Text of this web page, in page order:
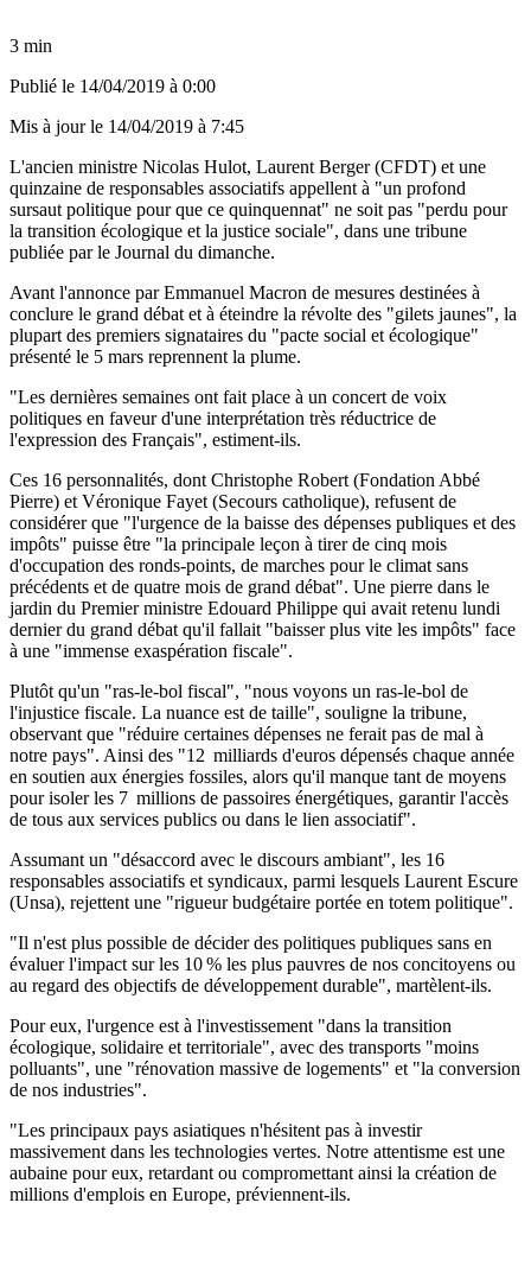
3 min
Publié le 14/04/2019 à 0:00
Mis à jour le 14/04/2019 à 7:45
L'ancien ministre Nicolas Hulot, Laurent Berger (CFDT) et une
quinzaine de responsables associatifs appellent à "un profond
sursaut politique pour que ce quinquennat" ne soit pas "perdu pour
la transition écologique et la justice sociale", dans une tribune
publiée par le Journal du dimanche.
Avant l'annonce par Emmanuel Macron de mesures destinées à
conclure le grand débat et à éteindre la révolte des "gilets jaunes", la
plupart des premiers signataires du "pacte social et écologique"
présenté le 5 mars reprennent la plume.
"Les dernières semaines ont fait place à un concert de voix
politiques en faveur d'une interprétation très réductrice de
l'expression des Français", estiment-ils.
Ces 16 personnalités, dont Christophe Robert (Fondation Abbé
Pierre) et Véronique Fayet (Secours catholique), refusent de
considérer que "l'urgence de la baisse des dépenses publiques et des
impôts" puisse être "la principale leçon à tirer de cinq mois
d'occupation des ronds-points, de marches pour le climat sans
précédents et de quatre mois de grand débat". Une pierre dans le
jardin du Premier ministre Edouard Philippe qui avait retenu lundi
dernier du grand débat qu'il fallait "baisser plus vite les impôts" face
à une "immense exaspération fiscale".
Plutôt qu'un "ras-le-bol fiscal", "nous voyons un ras-le-bol de
l'injustice fiscale. La nuance est de taille", souligne la tribune,
observant que "réduire certaines dépenses ne ferait pas de mal à
notre pays". Ainsi des "12 milliards d'euros dépensés chaque année
en soutien aux énergies fossiles, alors qu'il manque tant de moyens
pour isoler les 7 millions de passoires énergétiques, garantir l'accès
de tous aux services publics ou dans le lien associatif".
Assumant un "désaccord avec le discours ambiant", les 16
responsables associatifs et syndicaux, parmi lesquels Laurent Escure
(Unsa), rejettent une "rigueur budgétaire portée en totem politique".
"Il n'est plus possible de décider des politiques publiques sans en
évaluer l'impact sur les 10 % les plus pauvres de nos concitoyens ou
au regard des objectifs de développement durable", martèlent-ils.
Pour eux, l'urgence est à l'investissement "dans la transition
écologique, solidaire et territoriale", avec des transports "moins
polluants", une "rénovation massive de logements" et "la conversion
de nos industries".
"Les principaux pays asiatiques n'hésitent pas à investir
massivement dans les technologies vertes. Notre attentisme est une
aubaine pour eux, retardant ou compromettant ainsi la création de
millions d'emplois en Europe, préviennent-ils.